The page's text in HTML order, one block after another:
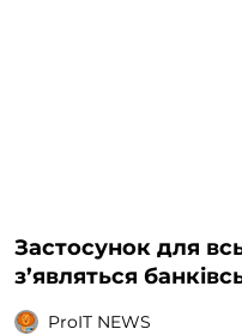
Застосунок для
з’являться
ProIT NEWS